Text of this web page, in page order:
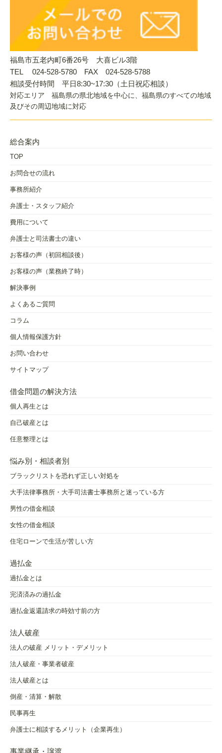
福島市五老内町6番26号 大喜ビル3階
TEL 024-528-5780 FAX 024-528-5788
相談受付時間 平日8:30~17:30（土日祝応相談）
対応エリア 福島県の県北地域を中心に、福島県のすべての地域
及びその周辺地域に対応
総合案内
TOP
お問合せの流れ
事務所紹介
弁護士・スタッフ紹介
費用について
弁護士と司法書士の違い
お客様の声（初回相談後）
お客様の声（業務終了時）
解決事例
よくあるご質問
コラム
個人情報保護方針
お問い合わせ
サイトマップ
借金問題の解決方法
個人再生とは
自己破産とは
任意整理とは
悩み別・相談者別
ブラックリストを恐れず正しい対処を
大手法律事務所・大手司法書士事務所と迷っている方
男性の借金相談
女性の借金相談
住宅ローンで生活が苦しい方
過払金
過払金とは
完済済みの過払金
過払金返還請求の時効寸前の方
法人破産
法人の破産 メリット・デメリット
法人破産・事業者破産
法人破産とは
倒産・清算・解散
民事再生
弁護士に相談するメリット（企業再生）